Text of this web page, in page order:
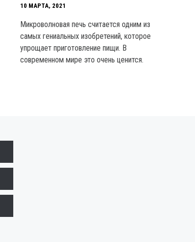
10 МАРТА, 2021
Микроволновая печь считается одним из
самых гениальных изобретений, которое
упрощает приготовление пищи. В
современном мире это очень ценится.